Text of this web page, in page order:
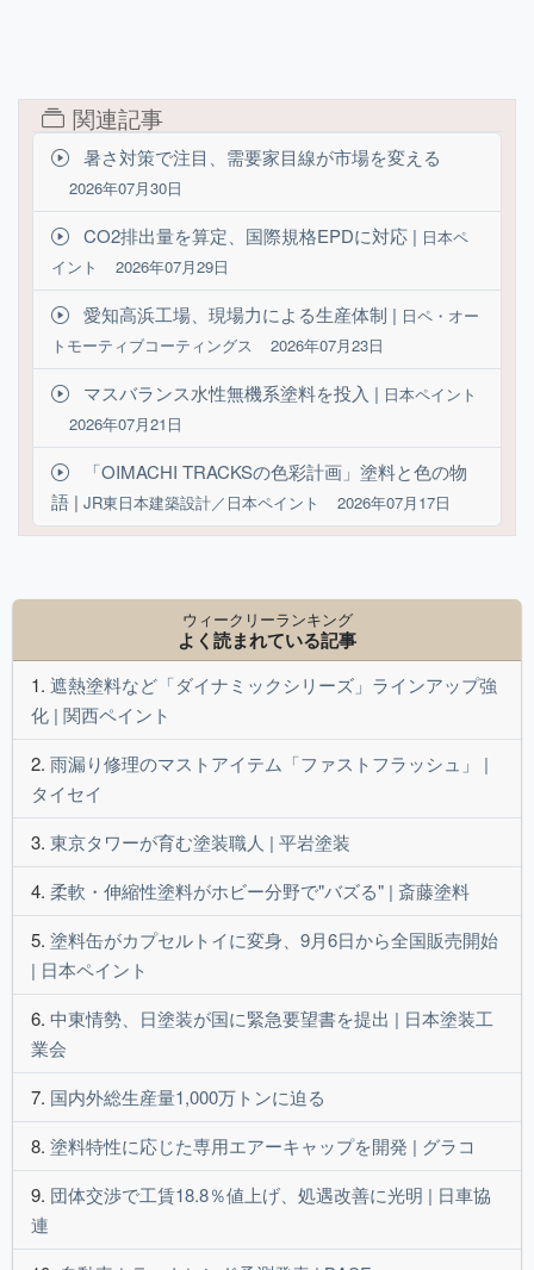
関連記事
暑さ対策で注目、需要家目線が市場を変える
2026年07月30日
CO2排出量を算定、国際規格EPDに対応 | 日本ペ
イント
2026年07月29日
愛知高浜工場、現場力による生産体制 | 日ペ・オー
トモーティブコーティングス
2026年07月23日
マスバランス水性無機系塗料を投入 | 日本ペイント
2026年07月21日
「OIMACHI TRACKSの色彩計画」塗料と色の物
語 |JR東日本建築設計／日本ペイント 2026年07月17日
ウィークリーランキング
よく読まれている記事
遮熱塗料など「ダイナミックシリーズ」ラインアップ強
化 | 関西ペイント
雨漏り修理のマストアイテム「ファストフラッシュ」 |
タイセイ
東京タワーが育む塗装職人 | 平岩塗装
柔軟・伸縮性塗料がホビー分野で"バズる" | 斎藤塗料
塗料缶がカプセルトイに変身、9月6日から全国販売開始
| 日本ペイント
中東情勢、日塗装が国に緊急要望書を提出 | 日本塗装工
業会
国内外総生産量1,000万トンに迫る
塗料特性に応じた専用エアーキャップを開発 | グラコ
団体交渉で工賃18.8％値上げ、処遇改善に光明 | 日車協
連